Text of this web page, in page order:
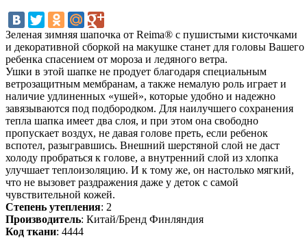
Зеленая зимняя шапочка от Reima® с пушистыми кисточками
и декоративной сборкой на макушке станет для головы Вашего
ребенка спасением от мороза и ледяного ветра.
Ушки в этой шапке не продует благодаря специальным
ветрозащитным мембранам, а также немалую роль играет и
наличие удлиненных «ушей», которые удобно и надежно
завязываются под подбородком. Для наилучшего сохранения
тепла шапка имеет два слоя, и при этом она свободно
пропускает воздух, не давая голове преть, если ребенок
вспотел, разыгравшись. Внешний шерстяной слой не даст
холоду пробраться к голове, а внутренний слой из хлопка
улучшает теплоизоляцию. И к тому же, он настолько мягкий,
что не вызовет раздражения даже у деток с самой
чувствительной кожей.
Степень утепления: 2
Производитель: Китай/Бренд Финляндия
Код ткани: 4444